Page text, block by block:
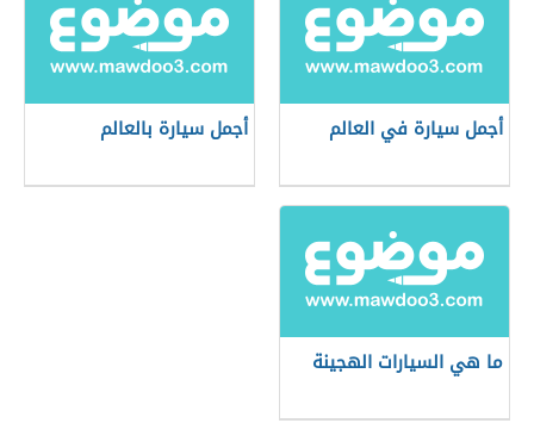
أجمل سيارة في العالم أجمل سيارة بالعالم
ما هي السيارات الهجينة